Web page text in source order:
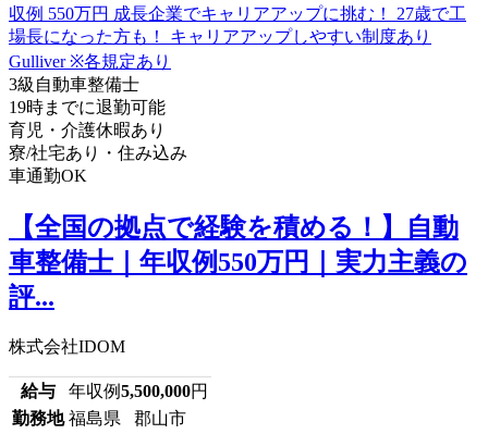
3級自動車整備士
19時までに退勤可能
育児・介護休暇あり
寮/社宅あり・住み込み
車通勤OK
【全国の拠点で経験を積める！】自動
車整備士｜年収例550万円｜実力主義の
評...
株式会社IDOM
給与 年収例5,500,000円
勤務地 福島県 郡山市